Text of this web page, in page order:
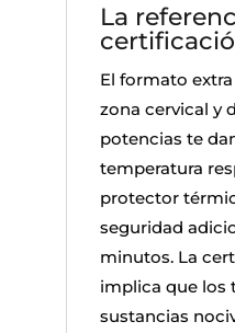
La
El formato
zona cervical y
potencias te
temperatura
protector
seguridad
minutos. La
implica que los
sustancias